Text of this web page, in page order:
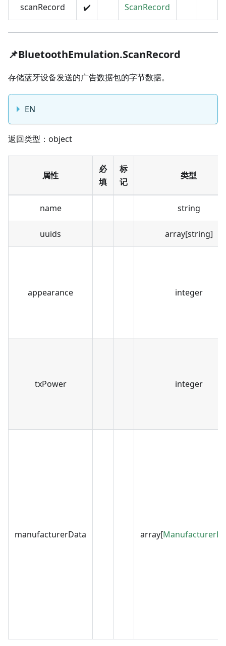
scanRecord ✔️ ScanRecord
📌BluetoothEmulation.ScanRecord
存储蓝牙设备发送的广告数据包的字节数据。
EN
返回类型：object
属性
必
填
标
记
类型
name string
uuids array[string]
appearance integer
txPower integer
manufacturerData array[